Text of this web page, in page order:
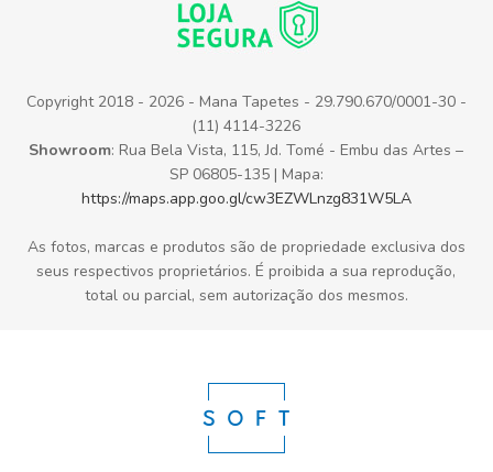
Copyright 2018 - 2026 - Mana Tapetes - 29.790.670/0001-30 -
(11) 4114-3226
Showroom: Rua Bela Vista, 115, Jd. Tomé - Embu das Artes –
SP 06805-135 | Mapa:
https://maps.app.goo.gl/cw3EZWLnzg831W5LA
As fotos, marcas e produtos são de propriedade exclusiva dos
seus respectivos proprietários. É proibida a sua reprodução,
total ou parcial, sem autorização dos mesmos.